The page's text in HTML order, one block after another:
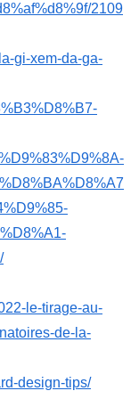
2109
gi-xem-da-ga-
le-tirage-au-
de-la-
design-tips/